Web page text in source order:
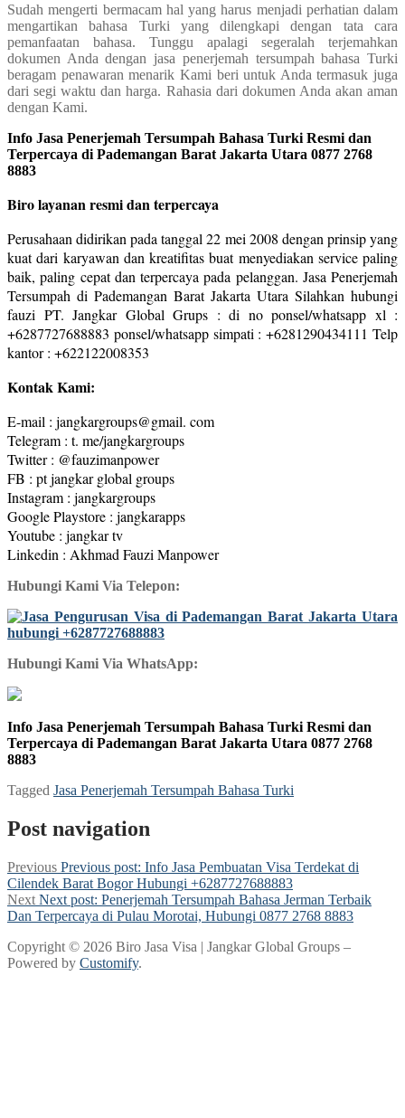
Sudah mengerti bermacam hal yang harus menjadi perhatian dalam
mengartikan bahasa Turki yang dilengkapi dengan tata cara
pemanfaatan bahasa. Tunggu apalagi segeralah terjemahkan
dokumen Anda dengan jasa penerjemah tersumpah bahasa Turki
beragam penawaran menarik Kami beri untuk Anda termasuk juga
dari segi waktu dan harga. Rahasia dari dokumen Anda akan aman
dengan Kami.
Info Jasa Penerjemah Tersumpah Bahasa Turki Resmi dan
Terpercaya di Pademangan Barat Jakarta Utara 0877 2768
8883
Biro layanan resmi dan terpercaya
Perusahaan didirikan pada tanggal 22 mei 2008 dengan prinsip yang
kuat dari karyawan dan kreatifitas buat menyediakan service paling
baik, paling cepat dan terpercaya pada pelanggan. Jasa Penerjemah
Tersumpah di Pademangan Barat Jakarta Utara Silahkan hubungi
fauzi PT. Jangkar Global Grups : di no ponsel/whatsapp xl :
+6287727688883 ponsel/whatsapp simpati : +6281290434111 Telp
kantor : +622122008353
Kontak Kami:
E-mail : jangkargroups@gmail. com
Telegram : t. me/jangkargroups
Twitter : @fauzimanpower
FB : pt jangkar global groups
Instagram : jangkargroups
Google Playstore : jangkarapps
Youtube : jangkar tv
Linkedin : Akhmad Fauzi Manpower
Hubungi Kami Via Telepon:
Hubungi Kami Via WhatsApp:
Info Jasa Penerjemah Tersumpah Bahasa Turki Resmi dan
Terpercaya di Pademangan Barat Jakarta Utara 0877 2768
8883
Tagged Jasa Penerjemah Tersumpah Bahasa Turki
Post navigation
Previous Previous post: Info Jasa Pembuatan Visa Terdekat di
Cilendek Barat Bogor Hubungi +6287727688883
Next Next post: Penerjemah Tersumpah Bahasa Jerman Terbaik
Dan Terpercaya di Pulau Morotai, Hubungi 0877 2768 8883
Copyright © 2026 Biro Jasa Visa | Jangkar Global Groups –
Powered by Customify.